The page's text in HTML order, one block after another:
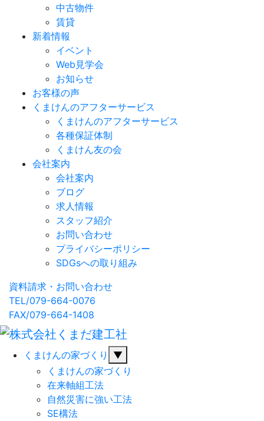
中古物件
賃貸
新着情報
イベント
Web見学会
お知らせ
お客様の声
くまけんのアフターサービス
くまけんのアフターサービス
各種保証体制
くまけん友の会
会社案内
会社案内
ブログ
求人情報
スタッフ紹介
お問い合わせ
プライバシーポリシー
SDGsへの取り組み
資料請求・お問い合わせ
TEL/079-664-0076
FAX/079-664-1408
くまけんの家づくり
▼
くまけんの家づくり
在来軸組工法
自然災害に強い工法
SE構法